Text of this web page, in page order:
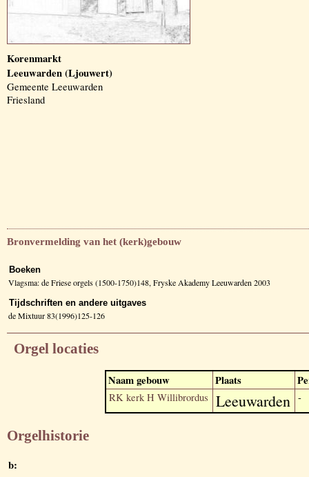
Korenmarkt
Leeuwarden (Ljouwert)
Gemeente Leeuwarden
Friesland
Bronvermelding van het (kerk)gebouw
Boeken
Vlagsma: de Friese orgels (1500-1750)148, Fryske Akademy Leeuwarden 2003
Tijdschriften en andere uitgaves
de Mixtuur 83(1996)125-126
Orgel locaties
Naam gebouw Plaats
RK kerk H Willibrordus Leeuwarden -
Orgelhistorie
b: